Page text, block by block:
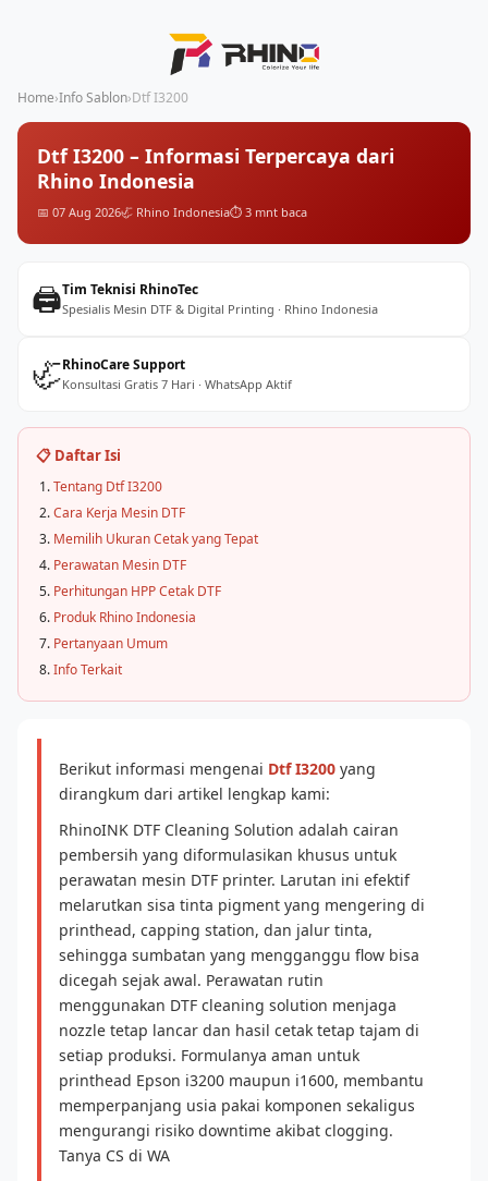
Home›Info Sablon›Dtf I3200
Dtf I3200 – Informasi Terpercaya dari
Rhino Indonesia
📅 07 Aug 2026🦏 Rhino Indonesia⏱️ 3 mnt baca
🖨️Tim Teknisi RhinoTec
Spesialis Mesin DTF & Digital Printing · Rhino Indonesia
🦏RhinoCare Support
Konsultasi Gratis 7 Hari · WhatsApp Aktif
📋 Daftar Isi
Tentang Dtf I3200
Cara Kerja Mesin DTF
Memilih Ukuran Cetak yang Tepat
Perawatan Mesin DTF
Perhitungan HPP Cetak DTF
Produk Rhino Indonesia
Pertanyaan Umum
Info Terkait
Berikut informasi mengenai Dtf I3200 yang
dirangkum dari artikel lengkap kami:
RhinoINK DTF Cleaning Solution adalah cairan
pembersih yang diformulasikan khusus untuk
perawatan mesin DTF printer. Larutan ini efektif
melarutkan sisa tinta pigment yang mengering di
printhead, capping station, dan jalur tinta,
sehingga sumbatan yang mengganggu flow bisa
dicegah sejak awal. Perawatan rutin
menggunakan DTF cleaning solution menjaga
nozzle tetap lancar dan hasil cetak tetap tajam di
setiap produksi. Formulanya aman untuk
printhead Epson i3200 maupun i1600, membantu
memperpanjang usia pakai komponen sekaligus
mengurangi risiko downtime akibat clogging.
Tanya CS di WA